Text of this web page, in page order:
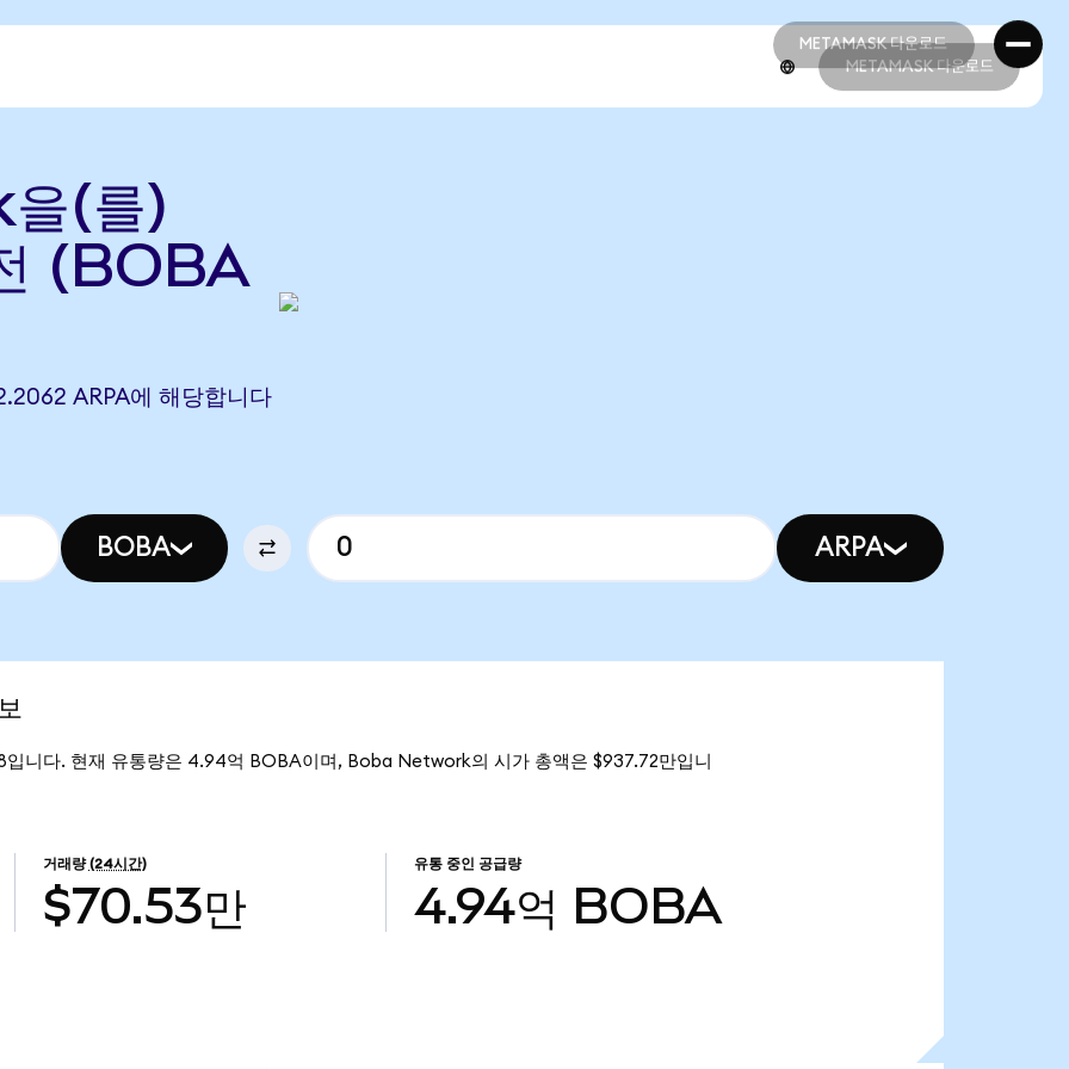
METAMASK 다운로드
METAMASK 다운로드
METAMASK 다운로드
(를)
(BOBA
ARPA에 해당합니다
BOBA ARPA
니다. 현재 유통량은 4.94억 BOBA이며, Boba Network의 시가 총액은 $937.72만입니
거래량 (24시간)
$70.53만
유통 중인 공급량
4.94억 BOBA